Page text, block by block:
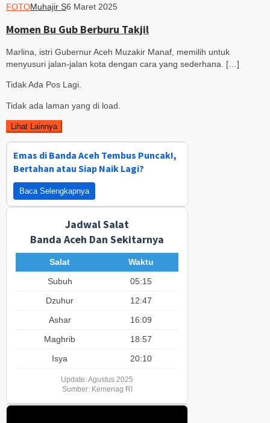
FOTOMuhajir S6 Maret 2025
Momen Bu Gub Berburu Takjil
Marlina, istri Gubernur Aceh Muzakir Manaf, memilih untuk
menyusuri jalan-jalan kota dengan cara yang sederhana. […]
Tidak Ada Pos Lagi.
Tidak ada laman yang di load.
Lihat Lainnya
Emas di Banda Aceh Tembus Puncak!,
Bertahan atau Siap Naik Lagi?
Baca Selengkapnya
Jadwal Salat
Banda Aceh Dan Sekitarnya
Salat
Waktu
Subuh
05:15
Dzuhur
12:47
Ashar
16:09
Maghrib
18:57
Isya
20:10
Update: Agustus 2025
Sumber: Kemenag RI